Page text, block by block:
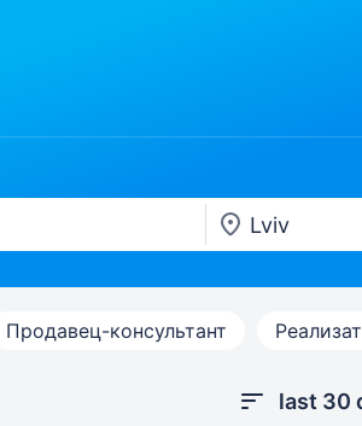
Продавец-консультант
last 30